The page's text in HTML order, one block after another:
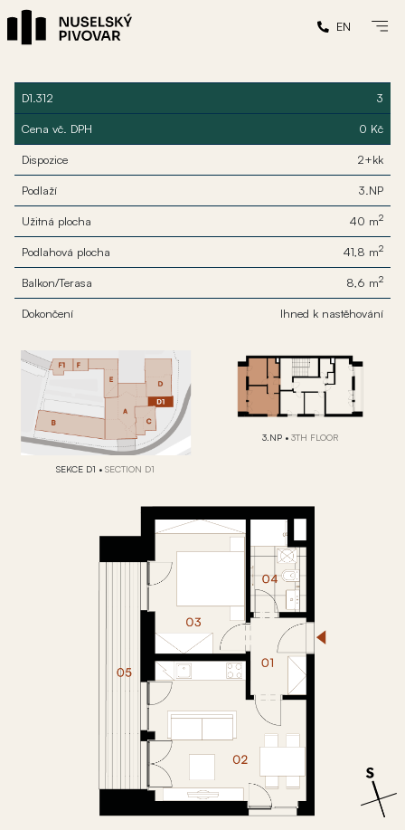
EN
D1.312 3
Cena vč. DPH 0 Kč
Dispozice 2+kk
Podlaží 3.NP
Užitná plocha 40 m2
Podlahová plocha 41,8 m2
Balkon/Terasa 8,6 m2
Dokončení Ihned k nastěhování
SEKCE D1 • SECTION D1
3.NP • 3TH FLOOR